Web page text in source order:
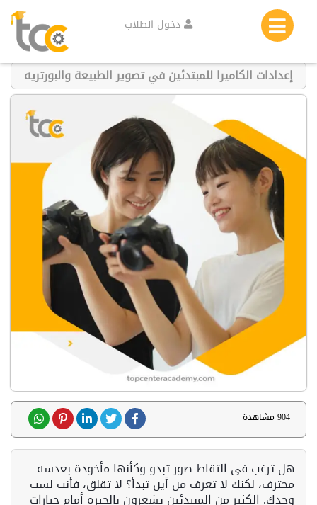
دخول الطلاب
إعدادات الكاميرا للمبتدئين في تصوير الطبيعة والبورتريه
904 مشاهدة
هل ترغب في التقاط صور تبدو وكأنها مأخوذة بعدسة
محترف، لكنك لا تعرف من أين تبدأ؟ لا تقلق، فأنت لست
وحدك. الكثير من المبتدئين يشعرون بالحيرة أمام خيارات